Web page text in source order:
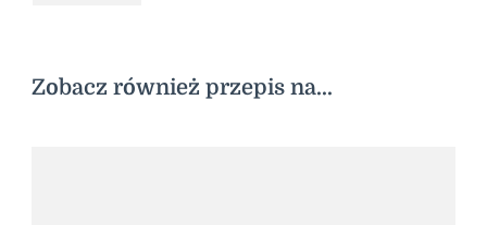
Zobacz również przepis na...